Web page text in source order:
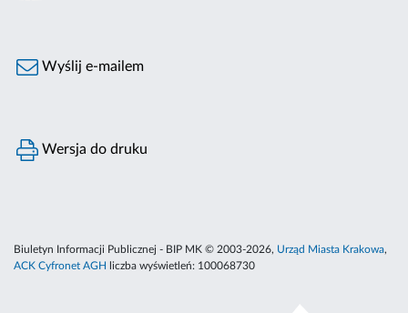
Wyślij e-mailem
Wersja do druku
Biuletyn Informacji Publicznej - BIP MK © 2003-2026, Urząd Miasta Krakowa,
ACK Cyfronet AGH
liczba wyświetleń: 100068730